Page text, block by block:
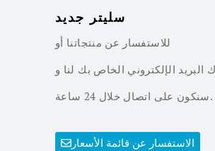
سليتر جديد
للاستفسار عن منتجاتنا أو
البريد الإلكتروني الخاص بك لنا و
سنكون على اتصال خلال 24 ساعة.
الاستفسار عن قائمة الأسعار